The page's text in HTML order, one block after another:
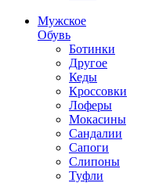
Мужское
Обувь
Ботинки
Другое
Кеды
Кроссовки
Лоферы
Мокасины
Сандалии
Сапоги
Слипоны
Туфли